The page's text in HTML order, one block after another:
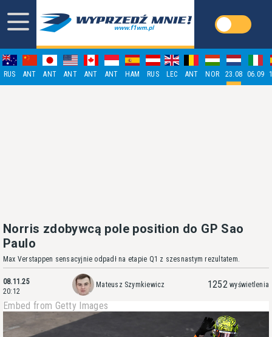
RUS ANT ANT ANT ANT ANT HAM RUS LEC ANT NOR 23.08 06.09
Norris zdobywcą pole position do GP Sao
Paulo
Max Verstappen sensacyjnie odpadł na etapie Q1 z szesnastym rezultatem.
08.11.25
20:12
Mateusz Szymkiewicz 1252 wyświetlenia
Embed from Getty Images